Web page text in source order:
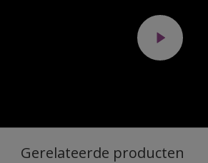
Gerelateerde producten